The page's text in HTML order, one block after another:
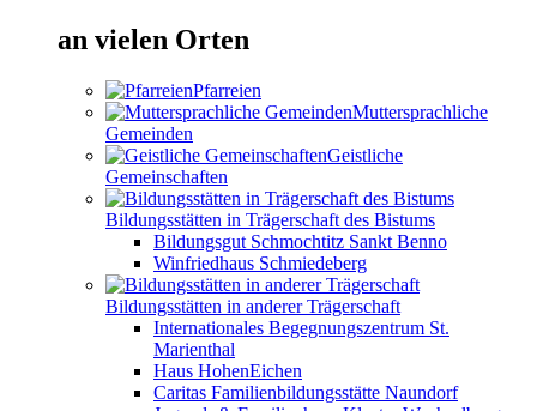
an vielen Orten
Pfarreien
Muttersprachliche
Gemeinden
Geistliche
Gemeinschaften
Bildungsstätten in Trägerschaft des Bistums
Bildungsgut Schmochtitz Sankt Benno
Winfriedhaus Schmiedeberg
Bildungsstätten in anderer Trägerschaft
Internationales Begegnungszentrum St.
Marienthal
Haus HohenEichen
Caritas Familienbildungsstätte Naundorf